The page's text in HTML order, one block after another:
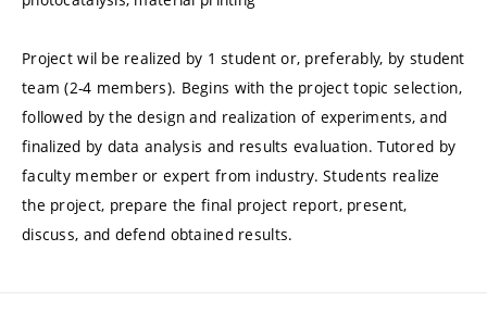
Project wil be realized by 1 student or, preferably, by student
team (2-4 members). Begins with the project topic selection,
followed by the design and realization of experiments, and
finalized by data analysis and results evaluation. Tutored by
faculty member or expert from industry. Students realize
the project, prepare the final project report, present,
discuss, and defend obtained results.